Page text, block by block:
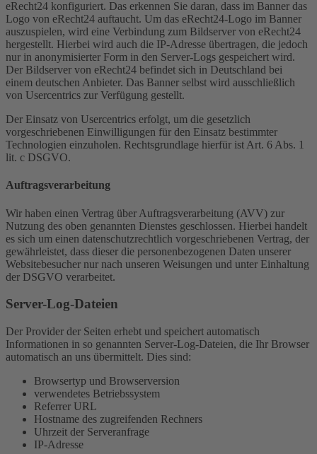
eRecht24 konfiguriert. Das erkennen Sie daran, dass im Banner das
Logo von eRecht24 auftaucht. Um das eRecht24-Logo im Banner
auszuspielen, wird eine Verbindung zum Bildserver von eRecht24
hergestellt. Hierbei wird auch die IP-Adresse übertragen, die jedoch
nur in anonymisierter Form in den Server-Logs gespeichert wird.
Der Bildserver von eRecht24 befindet sich in Deutschland bei
einem deutschen Anbieter. Das Banner selbst wird ausschließlich
von Usercentrics zur Verfügung gestellt.
Der Einsatz von Usercentrics erfolgt, um die gesetzlich
vorgeschriebenen Einwilligungen für den Einsatz bestimmter
Technologien einzuholen. Rechtsgrundlage hierfür ist Art. 6 Abs. 1
lit. c DSGVO.
Auftragsverarbeitung
Wir haben einen Vertrag über Auftragsverarbeitung (AVV) zur
Nutzung des oben genannten Dienstes geschlossen. Hierbei handelt
es sich um einen datenschutzrechtlich vorgeschriebenen Vertrag, der
gewährleistet, dass dieser die personenbezogenen Daten unserer
Websitebesucher nur nach unseren Weisungen und unter Einhaltung
der DSGVO verarbeitet.
Server-Log-Dateien
Der Provider der Seiten erhebt und speichert automatisch
Informationen in so genannten Server-Log-Dateien, die Ihr Browser
automatisch an uns übermittelt. Dies sind:
Browsertyp und Browserversion
verwendetes Betriebssystem
Referrer URL
Hostname des zugreifenden Rechners
Uhrzeit der Serveranfrage
IP-Adresse